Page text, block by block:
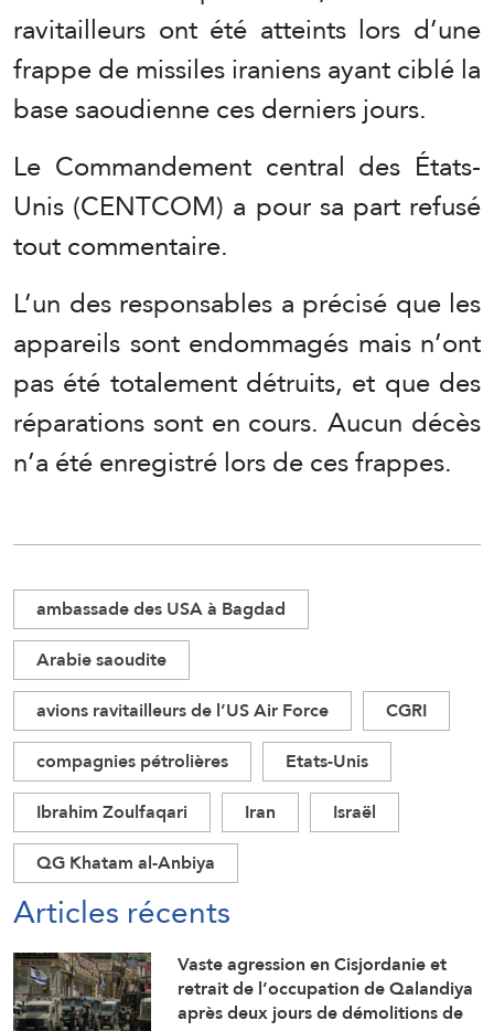
ravitailleurs ont été atteints lors d’une
frappe de missiles iraniens ayant ciblé la
base saoudienne ces derniers jours.
Le Commandement central des États-
Unis (CENTCOM) a pour sa part refusé
tout commentaire.
L’un des responsables a précisé que les
appareils sont endommagés mais n’ont
pas été totalement détruits, et que des
réparations sont en cours. Aucun décès
n’a été enregistré lors de ces frappes.
ambassade des USA à Bagdad
Arabie saoudite
avions ravitailleurs de l’US Air Force
CGRI
compagnies pétrolières
Etats-Unis
Ibrahim Zoulfaqari
Iran
Israël
QG Khatam al-Anbiya
Articles récents
Vaste agression en Cisjordanie et
retrait de l’occupation de Qalandiya
après deux jours de démolitions de